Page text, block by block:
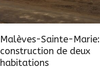
Malèves-Sainte-Marie:
construction de deux
habitations